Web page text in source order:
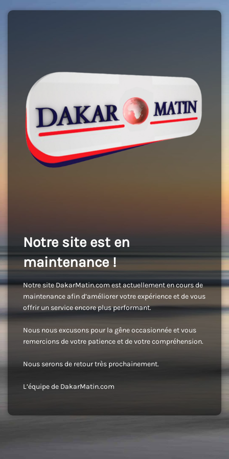
Notre site est en
maintenance !
Notre site DakarMatin.com est actuellement en cours de
maintenance afin d’améliorer votre expérience et de vous
offrir un service encore plus performant.
Nous nous excusons pour la gêne occasionnée et vous
remercions de votre patience et de votre compréhension.
Nous serons de retour très prochainement.
L’équipe de DakarMatin.com